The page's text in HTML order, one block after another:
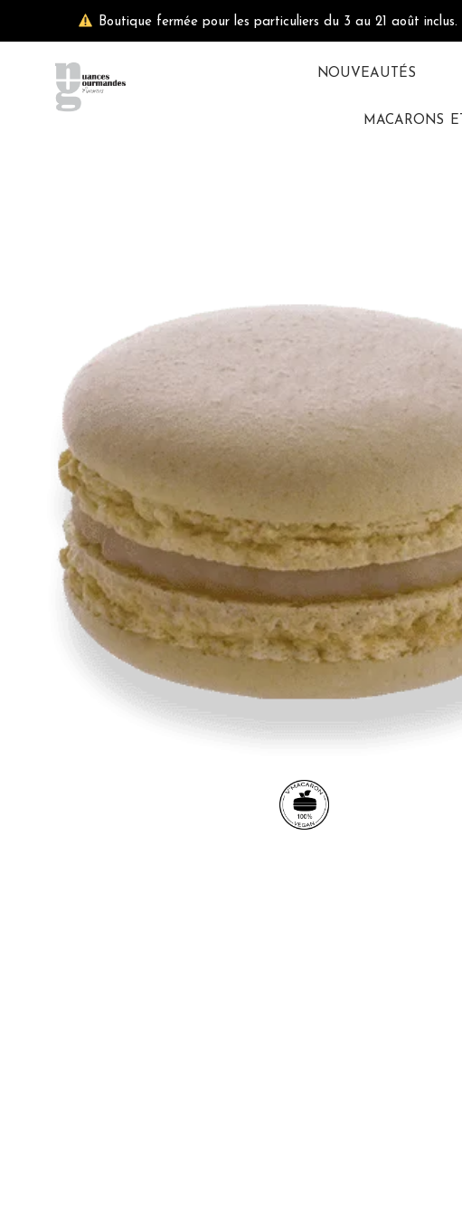
au
Boutique fermée pour les particuliers du 3 au 21 août
NOUVEAUTÉS
MACARONS